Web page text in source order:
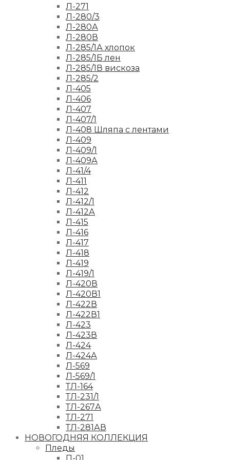
Л-271
Л-280/3
Л-280А
Л-280В
Л-285/1А хлопок
Л-285/1Б лен
Л-285/1В вискоза
Л-285/2
Л-405
Л-406
Л-407
Л-407/1
Л-408 Шляпа с лентами
Л-409
Л-409/1
Л-409А
Л-41/4
Л-411
Л-412
Л-412/1
Л-412А
Л-415
Л-416
Л-417
Л-418
Л-419
Л-419/1
Л-420В
Л-420В1
Л-422В
Л-422В1
Л-423
Л-423В
Л-424
Л-424А
Л-569
Л-569/1
ТЛ-164
ТЛ-231/1
ТЛ-267А
ТЛ-271
ТЛ-281АВ
НОВОГОДНЯЯ КОЛЛЕКЦИЯ
Пледы